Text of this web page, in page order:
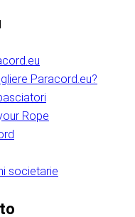
Paracord.eu?
Rope